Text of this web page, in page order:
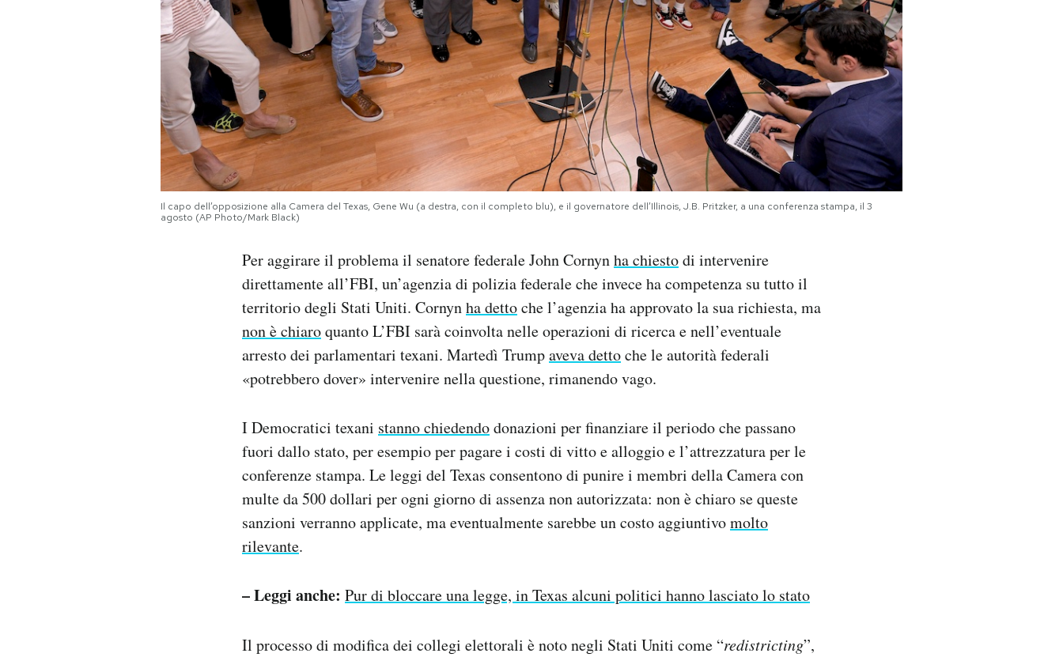
Il capo dell’opposizione alla Camera del Texas, Gene Wu (a destra, con il completo blu), e il governatore dell’Illinois, J.B. Pritzker, a una conferenza stampa, il 3
agosto (AP Photo/Mark Black)
Per aggirare il problema il senatore federale John Cornynha chiestodi intervenire
direttamente all’FBI, un’agenzia di polizia federale che invece ha competenza su tutto il
territorio degli Stati Uniti. Cornynha dettoche l’agenzia ha approvato la sua richiesta, ma
non è chiaroquanto L’FBI sarà coinvolta nelle operazioni di ricerca e nell’eventuale
arresto dei parlamentari texani. Martedì Trumpaveva dettoche le autorità federali
«potrebbero dover» intervenire nella questione, rimanendo vago.
I Democratici texani stanno chiedendodonazioni per finanziare il periodo che passano
fuori dallo stato, per esempio per pagare i costi di vitto e alloggio e l’attrezzatura per le
conferenze stampa. Le leggi del Texas consentono di punire i membri della Camera con
multe da 500 dollari per ogni giorno di assenza non autorizzata: non è chiaro se queste
sanzioni verranno applicate, ma eventualmente sarebbe un costo aggiuntivomolto
rilevante.
– Leggi anche: Pur di bloccare una legge, in Texas alcuni politici hanno lasciato lo stato
Il processo di modifica dei collegi elettorali è noto negli Stati Uniti come “redistricting”,